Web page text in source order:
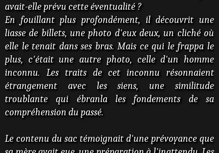
avait-elle prévu cette éventualité ?
En fouillant plus profondément, il découvrit une
liasse de billets, une photo d'eux deux, un cliché où
elle le tenait dans ses bras. Mais ce qui le frappa le
plus, c'était une autre photo, celle d'un homme
inconnu. Les traits de cet inconnu résonnaient
étrangement avec les siens, une similitude
troublante qui ébranla les fondements de sa
compréhension du passé.
Le contenu du sac témoignait d'une prévoyance que